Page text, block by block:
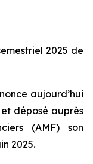
2025 de
aujourd’hui
déposé auprès
(AMF) son
2025.